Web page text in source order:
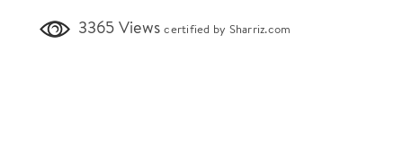
3365 Viewscertified by Sharriz.com